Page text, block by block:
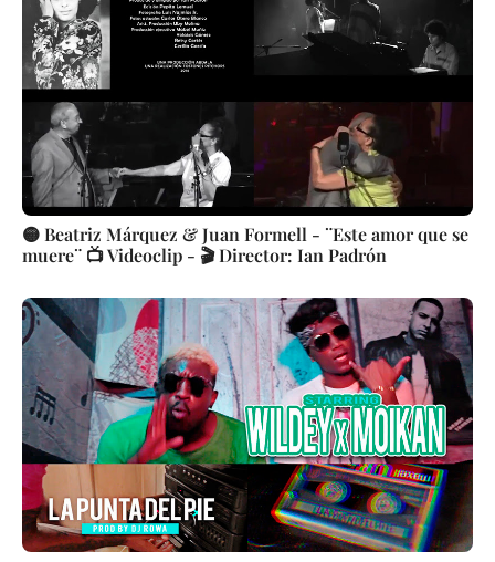
🟡 Beatriz Márquez & Juan Formell - ¨Este amor que se
muere¨ 📺 Videoclip - 🎬 Director: Ian Padrón